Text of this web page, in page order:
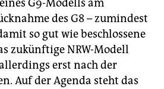
G9-Modells am
des G8 – zumindest
so gut wie beschlossene
zukünftige NRW-Modell
erst nach der
Auf der Agenda steht das